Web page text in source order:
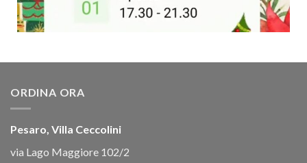
ORDINA ORA
Pesaro, Villa Ceccolini
via Lago Maggiore 102/2